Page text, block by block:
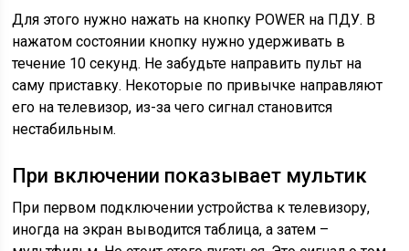
Для этого нужно нажать на кнопку POWER на ПДУ. В
нажатом состоянии кнопку нужно удерживать в
течение 10 секунд. Не забудьте направить пульт на
саму приставку. Некоторые по привычке направляют
его на телевизор, из-за чего сигнал становится
нестабильным.
При включении показывает мультик
При первом подключении устройства к телевизору,
иногда на экран выводится таблица, а затем –